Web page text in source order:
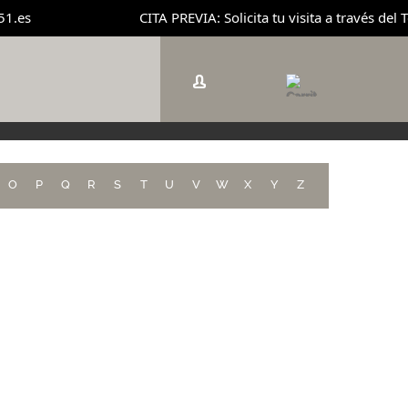
CITA PREVIA: Solicita tu visita a través del
O P Q R S T U V W X Y Z